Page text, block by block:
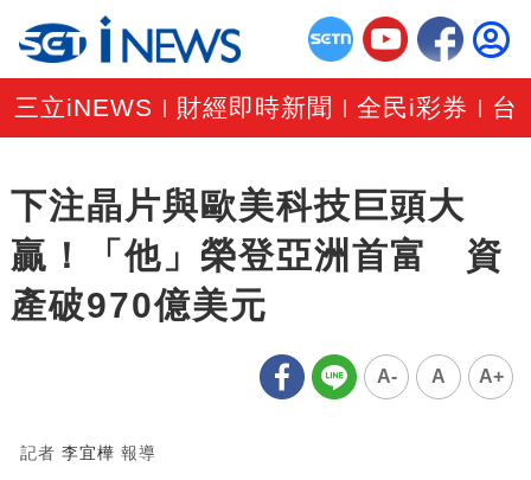
三立iNEWS 財經即時新聞 |全民i彩券 台
下注晶片與歐美科技巨頭大
贏！「他」榮登亞洲首富 資
產破970億美元
A- A A+
記者 李宜樺 報導